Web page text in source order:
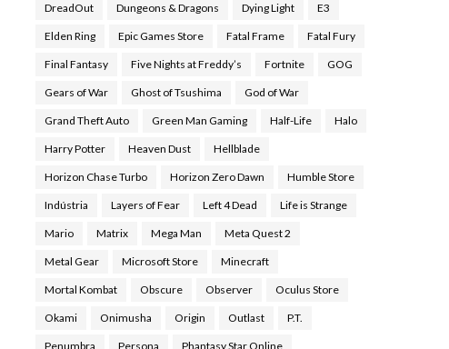
DreadOut Dungeons & Dragons Dying Light E3
Elden Ring Epic Games Store Fatal Frame Fatal Fury
Final Fantasy Five Nights at Freddy’s Fortnite GOG
Gears of War Ghost of Tsushima God of War
Grand Theft Auto Green Man Gaming Half-Life Halo
Harry Potter Heaven Dust Hellblade
Horizon Chase Turbo Horizon Zero Dawn Humble Store
Indústria Layers of Fear Left 4 Dead Life is Strange
Mario Matrix Mega Man Meta Quest 2
Metal Gear Microsoft Store Minecraft
Mortal Kombat Obscure Observer Oculus Store
Okami Onimusha Origin Outlast P.T.
Penumbra Persona Phantasy Star Online